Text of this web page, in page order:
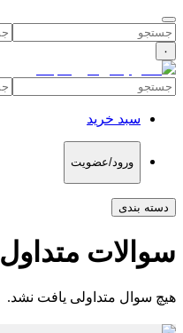
۰
سبد خرید
ورود/عضویت
دسته بندی
سوالات متداول
هیچ سوال متداولی یافت نشد.